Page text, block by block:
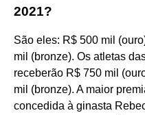
2021?
São eles: R$ 500 mil
mil (bronze). Os atletas
receberão R$ 750 mil
mil (bronze). A maior
concedida à ginasta